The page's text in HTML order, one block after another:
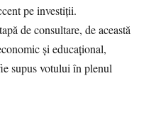
pe investiții.
de consultare, de această
și educațional,
supus votului în plenul